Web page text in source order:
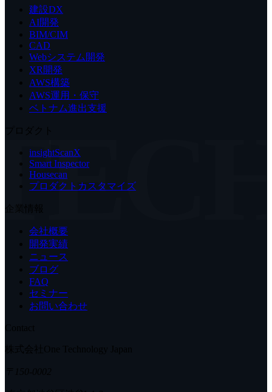
建設DX
AI開発
BIM/CIM
CAD
Webシステム開発
XR開発
AWS構築
AWS運用・保守
ベトナム進出支援
insightScanX
Smart Inspector
Housecan
プロダクトカスタマイズ
会社概要
開発実績
ニュース
ブログ
FAQ
セミナー
お問い合わせ